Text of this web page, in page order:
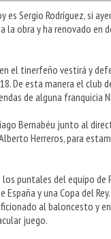
es Sergio Rodríguez, si
la obra y ha renovado en
el tinerfeño vestirá y
De esta manera el club
de alguna franquicia
Bernabéu junto al
Herreros, para
puntales del equipo de
y una Copa del
al baloncesto y
juego.